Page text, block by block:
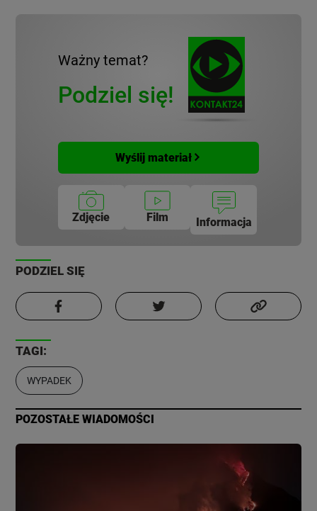
Ważny temat?
Podziel się!
Wyślij materiał
Zdjęcie Film Informacja
PODZIEL SIĘ
TAGI:
WYPADEK
POZOSTAŁE WIADOMOŚCI